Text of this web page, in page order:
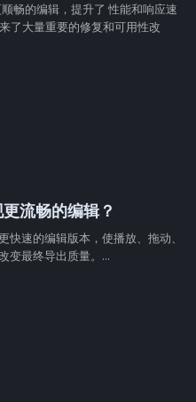
畅的编辑，提升了 性能和响应速
了大量重要的修复和可用性改
流畅的编辑？
快速的编辑版本，使播放、拖动、
变最终导出质量。...